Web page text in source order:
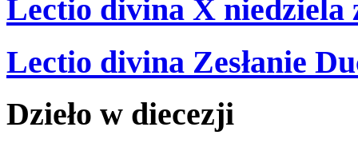
Lectio divina X niedziela
Lectio divina Zesłanie
Dzieło w diecezji